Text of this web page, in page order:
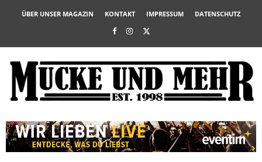
ÜBER UNSER MAGAZIN KONTAKT IMPRESSUM DATENSCHUTZ